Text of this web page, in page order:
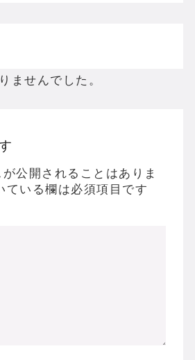
ト３の思い出
リースとアンジェラってなん
相互RSS
ませんでした。
公開されることはありま
ている欄は必須項目です